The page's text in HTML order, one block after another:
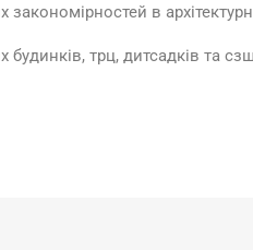
в
трц, дитсадків та